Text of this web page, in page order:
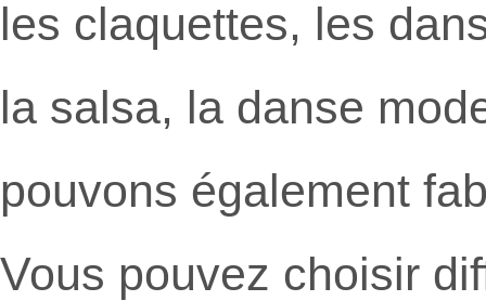
les claquettes, les
la salsa, la danse
pouvons également
Vous pouvez choisir